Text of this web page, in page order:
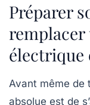
Préparer
électrique
Avant même de
absolue est de